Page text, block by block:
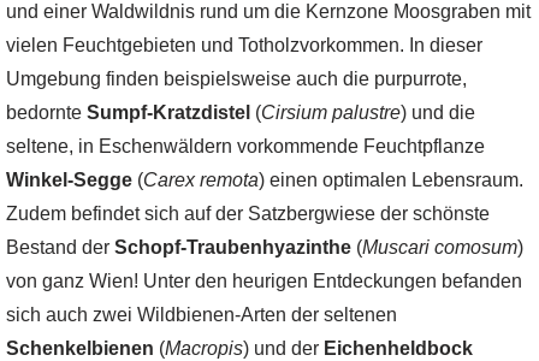
und einer Waldwildnis rund um die Kernzone Moosgraben mit
vielen Feuchtgebieten und Totholzvorkommen. In dieser
Umgebung finden beispielsweise auch die purpurrote,
bedornte Sumpf-Kratzdistel (Cirsium palustre) und die
seltene, in Eschenwäldern vorkommende Feuchtpflanze
Winkel-Segge (Carex remota) einen optimalen Lebensraum.
Zudem befindet sich auf der Satzbergwiese der schönste
Bestand der Schopf-Traubenhyazinthe (Muscari comosum)
von ganz Wien! Unter den heurigen Entdeckungen befanden
sich auch zwei Wildbienen-Arten der seltenen
Schenkelbienen (Macropis) und der Eichenheldbock